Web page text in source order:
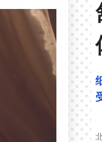
验
是属于自己的，